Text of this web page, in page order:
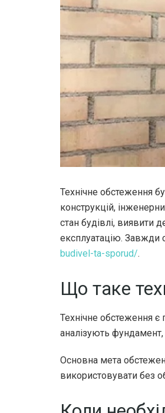
Технічне обстеження
конструкцій,
стан будівлі, виявити
експлуатацію. Завжди
budivel-ta-sporud/.
Що таке
Технічне обстеження є
аналізують фундамент,
Основна мета
використовувати без